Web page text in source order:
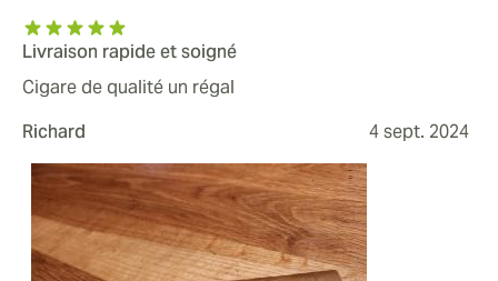
Livraison rapide et soigné
Cigare de qualité un régal
Richard
4 sept. 2024